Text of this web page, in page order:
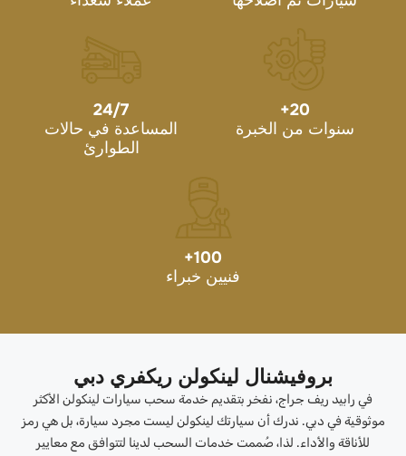
20
+
سنوات من الخبرة
24/7
المساعدة في حالات
الطوارئ
100
+
فنيين خبراء
بروفيشنال لينكولن ريكفري دبي
في رابيد ريف جراج، نفخر بتقديم خدمة سحب سيارات لينكولن الأكثر
موثوقية في دبي. ندرك أن سيارتك لينكولن ليست مجرد سيارة، بل هي رمز
للأناقة والأداء. لذا، صُممت خدمات السحب لدينا لتتوافق مع معايير